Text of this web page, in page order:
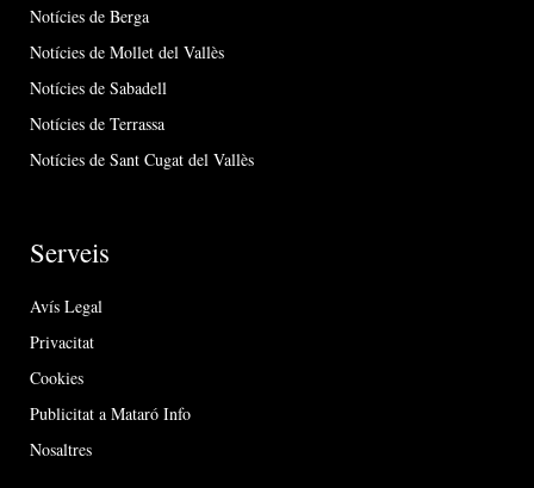
Notícies de Berga
Notícies de Mollet del Vallès
Notícies de Sabadell
Notícies de Terrassa
Notícies de Sant Cugat del Vallès
Serveis
Avís Legal
Privacitat
Cookies
Publicitat a Mataró Info
Nosaltres